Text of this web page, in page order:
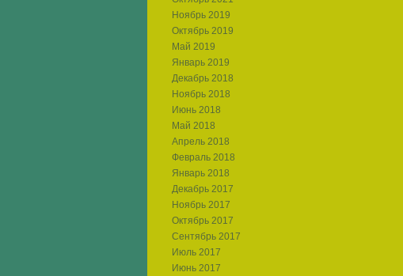
Ноябрь 2019
Октябрь 2019
Май 2019
Январь 2019
Декабрь 2018
Ноябрь 2018
Июнь 2018
Май 2018
Апрель 2018
Февраль 2018
Январь 2018
Декабрь 2017
Ноябрь 2017
Октябрь 2017
Сентябрь 2017
Июль 2017
Июнь 2017